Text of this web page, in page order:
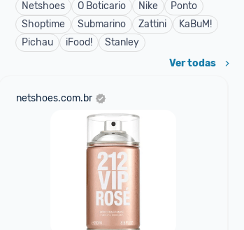
Netshoes
O Boticario Nike
Ponto
Shoptime
Submarino Zattini
KaBuM!
Pichau
iFood! Stanley
Ver todas
netshoes.com.br